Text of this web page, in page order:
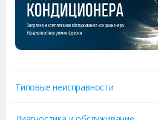
Типовые неисправности